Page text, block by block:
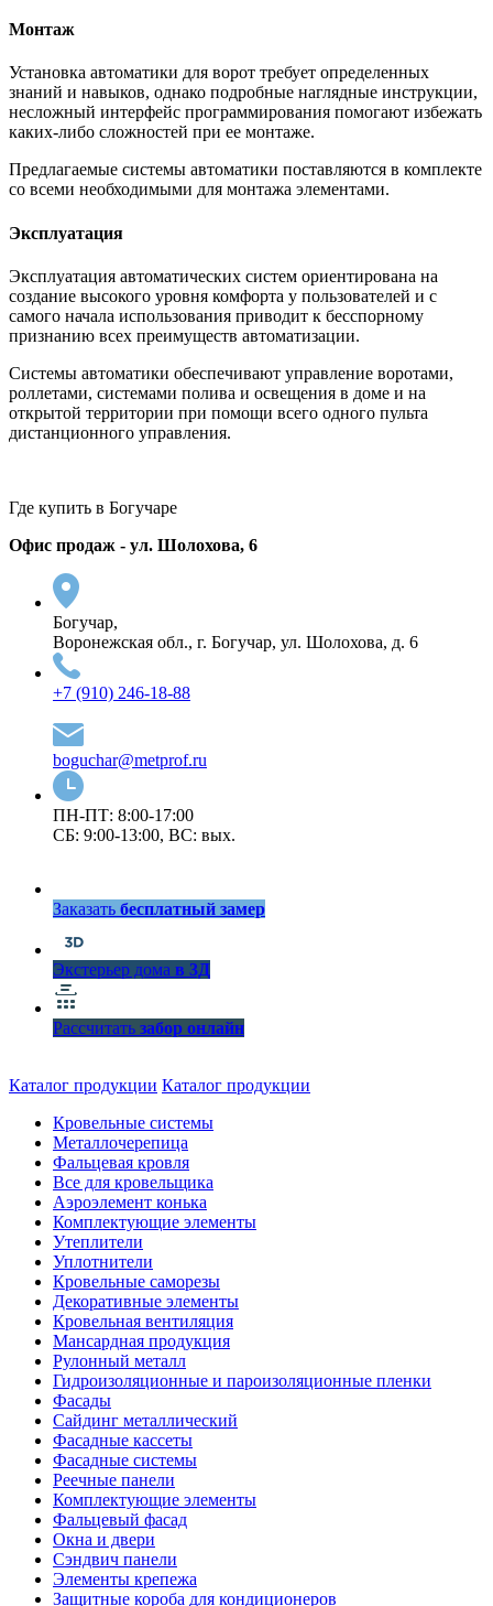
Монтаж
Установка автоматики для ворот требует определенных
знаний и навыков, однако подробные наглядные инструкции,
несложный интерфейс программирования помогают избежать
каких-либо сложностей при ее монтаже.
Предлагаемые системы автоматики поставляются в комплекте
со всеми необходимыми для монтажа элементами.
Эксплуатация
Эксплуатация автоматических систем ориентирована на
создание высокого уровня комфорта у пользователей и с
самого начала использования приводит к бесспорному
признанию всех преимуществ автоматизации.
Системы автоматики обеспечивают управление воротами,
роллетами, системами полива и освещения в доме и на
открытой территории при помощи всего одного пульта
дистанционного управления.
Где купить в Богучаре
Офис продаж - ул. Шолохова, 6
Богучар,
Воронежская обл., г. Богучар, ул. Шолохова, д. 6
+7 (910) 246-18-88
boguchar@metprof.ru
ПН-ПТ: 8:00-17:00
СБ: 9:00-13:00, ВС: вых.
Заказать бесплатный замер
Экстерьер дома в 3Д
Рассчитать забор онлайн
Каталог продукции Каталог продукции
Кровельные системы
Металлочерепица
Фальцевая кровля
Все для кровельщика
Аэроэлемент конька
Комплектующие элементы
Утеплители
Уплотнители
Кровельные саморезы
Декоративные элементы
Кровельная вентиляция
Мансардная продукция
Рулонный металл
Гидроизоляционные и пароизоляционные пленки
Фасады
Сайдинг металлический
Фасадные кассеты
Фасадные системы
Реечные панели
Комплектующие элементы
Фальцевый фасад
Окна и двери
Сэндвич панели
Элементы крепежа
Защитные короба для кондиционеров